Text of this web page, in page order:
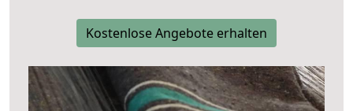
Kostenlose Angebote erhalten